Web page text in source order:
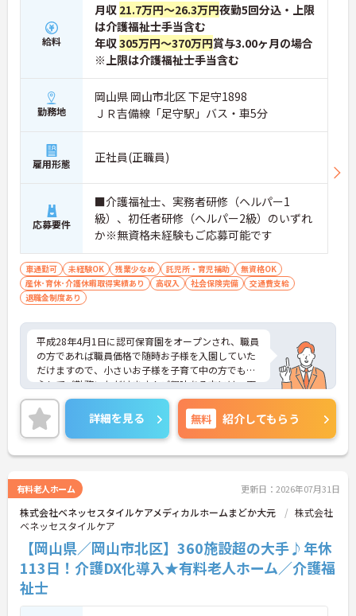
給料
月収 21.7万円～26.3万円夜勤5回分込・上限
は介護福祉士手当含む
年収305万円～370万円賞与3.00ヶ月の場合
※上限は介護福祉士手当含む
勤務地
岡山県 岡山市北区 下足守1898
ＪＲ吉備線「足守駅」バス・車5分
雇用形態 正社員(正職員)
応募要件
■介護福祉士、実務者研修（ヘルパー1
級）、初任者研修（ヘルパー2級）のいずれ
か※無資格未経験もご応募可能です
車通勤可 未経験OK 残業少なめ 託児所・育児補助
無資格OK
産休･育休･介護休暇取得実績あり
高収入 社会保険完備
交通費支給
退職金制度あり
平成28年4月1日に認可保育園をオープンされ、職員
の方であれば職員価格で随時お子様を入園していた
だけますので、小さいお子様を子育て中の方でも安
心してご勤務いただけます！ご興味ある方には、面
接対策ポイントなど、さらに詳細をお話しいたしま
すのでお気軽にご相談ください！
詳細を見る 無料 紹介してもらう
有料老人ホーム 更新日：2026年07月31日
株式会社ベネッセスタイルケアメディカルホームまどか大元
株式会社
ベネッセスタイルケア
【岡山県／岡山市北区】360施設超の大手♪年休
113日！介護DX化導入★有料老人ホーム／介護福
祉士